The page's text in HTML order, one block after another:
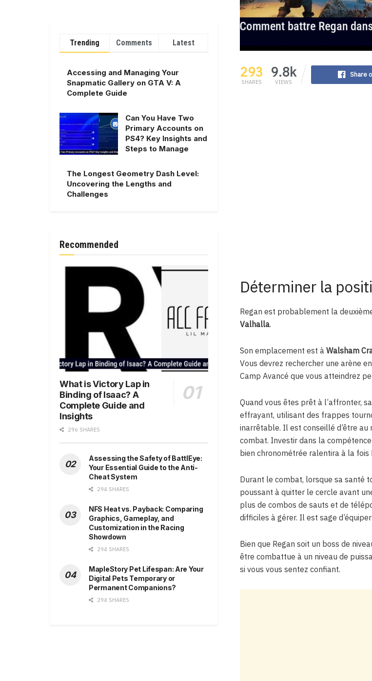
293
SHARES
9.8k
VIEWS
Share
Déterminer la
Regan est probablement la
Valhalla.
Son emplacement est à Walsham
Vous devrez rechercher une arène
Camp Avancé que vous atteindrez
Quand vous êtes prêt à l’affronter,
effrayant, utilisant des frappes
inarrêtable. Il est conseillé d’être
combat. Investir dans la compétence
bien chronométrée ralentira à la fois
Durant le combat, lorsque sa santé
poussant à quitter le cercle avant
plus de combos de sauts et de
difficiles à gérer. Il est sage
Bien que Regan soit un boss de
être combattue à un niveau de
si vous vous sentez confiant.
Trending Comments Latest
Accessing and Managing Your
Snapmatic Gallery on GTA V: A
Complete Guide
Can You Have Two
Primary Accounts on
PS4? Key Insights and
Steps to Manage
The Longest Geometry Dash Level:
Uncovering the Lengths and
Challenges
Recommended
What is Victory Lap in
Binding of Isaac? A
Complete Guide and
Insights
296 SHARES
Assessing the Safety of BattlEye:
Your Essential Guide to the Anti-
Cheat System
294 SHARES
NFS Heat vs. Payback: Comparing
Graphics, Gameplay, and
Customization in the Racing
Showdown
294 SHARES
MapleStory Pet Lifespan: Are Your
Digital Pets Temporary or
Permanent Companions?
294 SHARES